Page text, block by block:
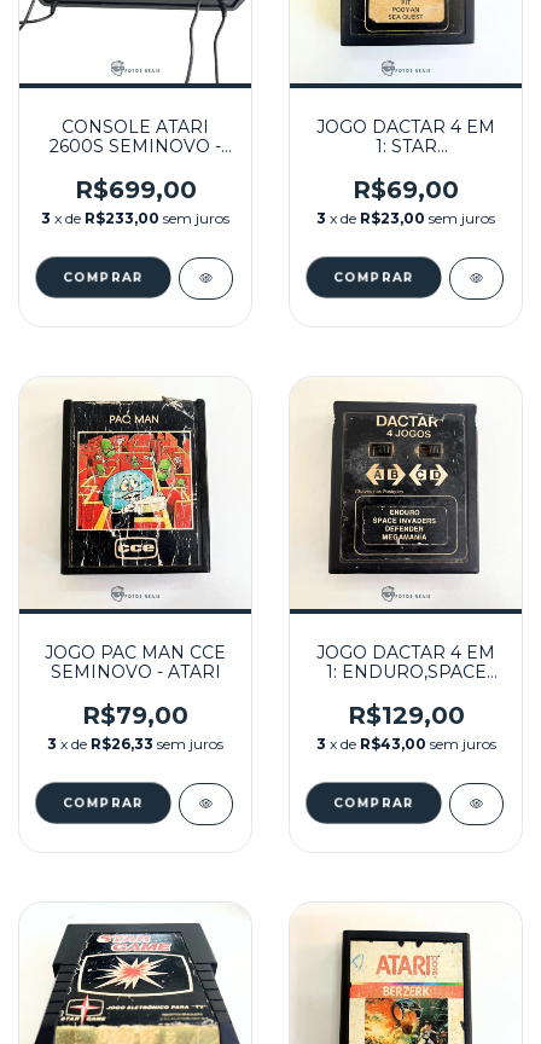
CONSOLE ATARI
2600S SEMINOVO -
R$699,00
3 x de R$233,00 sem juros
JOGO DACTAR 4 EM
1: STAR
QUEST SEMINOVO -
ATARI
R$69,00
3 x de R$23,00 sem juros
JOGO PAC MAN CCE
SEMINOVO - ATARI
R$79,00
3 x de R$26,33 sem juros
JOGO DACTAR 4 EM
1: ENDURO,SPACE
SEMINOVO - ATARI
R$129,00
3 x de R$43,00 sem juros